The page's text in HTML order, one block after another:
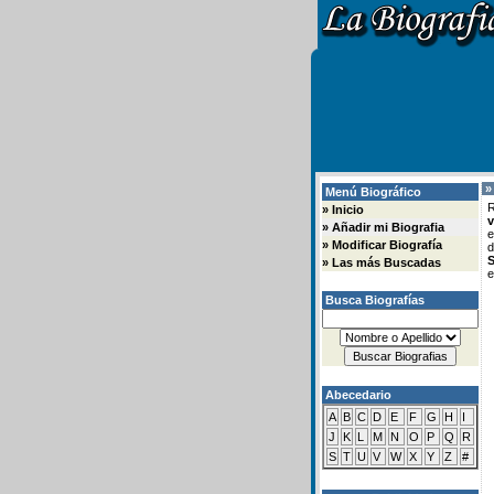
Menú Biográfico
» Inicio
» Añadir mi Biografia
» Modificar Biografía
» Las más Buscadas
Busca Biografías
Abecedario
A B C D E F G H
I
J
K L M N O P Q
R
S T U V W X Y Z #
»